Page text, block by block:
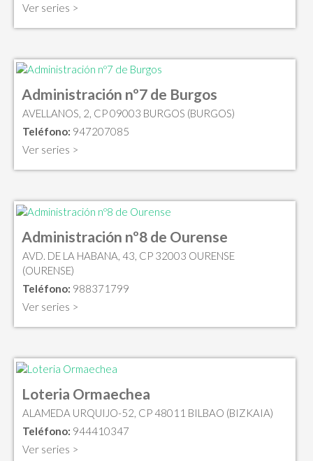
Ver series >
Administración nº7 de Burgos
AVELLANOS, 2, CP 09003 BURGOS (BURGOS)
Teléfono: 947207085
Ver series >
Administración nº8 de Ourense
AVD. DE LA HABANA, 43, CP 32003 OURENSE
(OURENSE)
Teléfono: 988371799
Ver series >
Loteria Ormaechea
ALAMEDA URQUIJO-52, CP 48011 BILBAO (BIZKAIA)
Teléfono: 944410347
Ver series >